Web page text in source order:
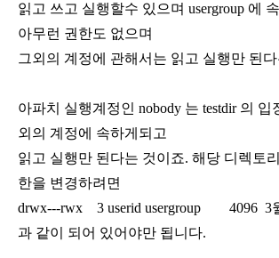
읽고 쓰고 실행할수 있으며 usergroup 에
아무런 권한도 없으며
그외의 계정에 관해서는 읽고 실행만 된
아파치 실행계정인 nobody 는 testdir 의 입
외의 계정에 속하게되고
읽고 실행만 된다는 것이죠. 해당 디렉토
한을 변경하려면
drwx---rwx 3 userid usergroup 4096 3월
과 같이 되어 있어야만 됩니다.